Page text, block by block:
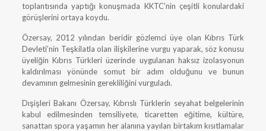
toplantısında yaptığı konuşmada KKTC’nin çeşitli konulardaki
görüşlerini ortaya koydu.
Özersay, 2012 yılından beridir gözlemci üye olan Kıbrıs Türk
Devleti’nin Teşkilatla olan ilişkilerine vurgu yaparak, söz konusu
üyeliğin Kıbrıs Türkleri üzerinde uygulanan haksız izolasyonun
kaldırılması yönünde somut bir adım olduğunu ve bunun
devamının gelmesinin gerekliliğini vurguladı.
Dışişleri Bakanı Özersay, Kıbrıslı Türklerin seyahat belgelerinin
kabul edilmesinden temsiliyete, ticaretten eğitime, kültüre,
sanattan spora yaşamın her alanına yayılan birtakım kısıtlamalar